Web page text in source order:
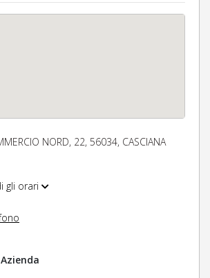
NORD, 22, 56034, CASCIANA
gli orari